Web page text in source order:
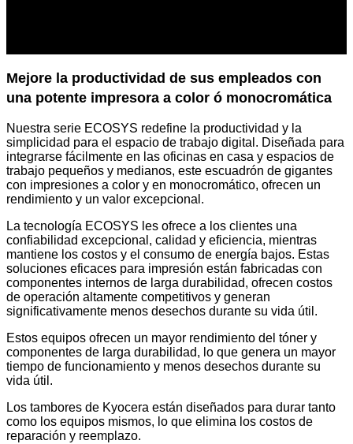
Mejore la productividad de sus empleados con
una potente impresora a color ó monocromática
Nuestra serie ECOSYS redefine la productividad y la
simplicidad para el espacio de trabajo digital. Diseñada para
integrarse fácilmente en las oficinas en casa y espacios de
trabajo pequeños y medianos, este escuadrón de gigantes
con impresiones a color y en monocromático, ofrecen un
rendimiento y un valor excepcional.
La tecnología ECOSYS les ofrece a los clientes una
confiabilidad excepcional, calidad y eficiencia, mientras
mantiene los costos y el consumo de energía bajos. Estas
soluciones eficaces para impresión están fabricadas con
componentes internos de larga durabilidad, ofrecen costos
de operación altamente competitivos y generan
significativamente menos desechos durante su vida útil.
Estos equipos ofrecen un mayor rendimiento del tóner y
componentes de larga durabilidad, lo que genera un mayor
tiempo de funcionamiento y menos desechos durante su
vida útil.
Los tambores de Kyocera están diseñados para durar tanto
como los equipos mismos, lo que elimina los costos de
reparación y reemplazo.